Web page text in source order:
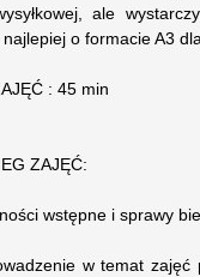
ale
o formacie A3
: 45 min
ZAJĘĆ:
wstępne i sprawy
w temat zajęć